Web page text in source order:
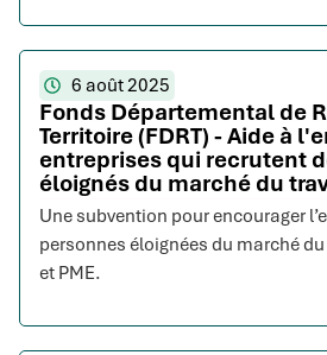
6 août 2025
Fonds Départemental de
Territoire (FDRT) - Aide à
entreprises qui recrutent
éloignés du marché du
Une subvention pour encourager
personnes éloignées du marché
et PME.